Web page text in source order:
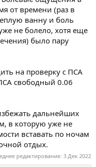
от времени (раз в
ванну и боль
не болело, хотя еще
было пару
на проверку с ПСА
свободный 0.06
дальнейших
в которую уже не
вставать по ночам
отдых.
редактирование: 3 Дек 2022